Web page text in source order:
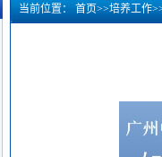
当前位置： 首页>>培养工作